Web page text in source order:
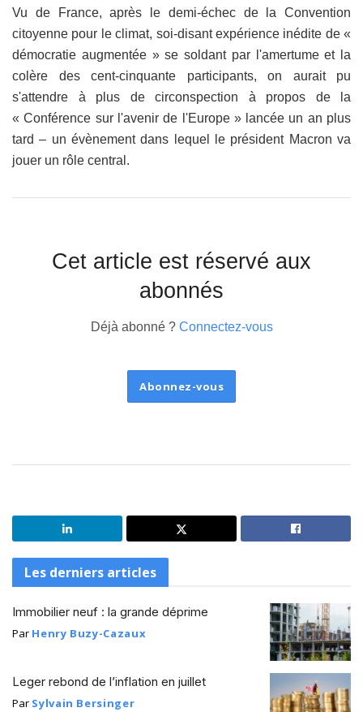
Vu de France, après le demi-échec de la Convention
citoyenne pour le climat, soi-disant expérience inédite de «
démocratie augmentée » se soldant par l'amertume et la
colère des cent-cinquante participants, on aurait pu
s'attendre à plus de circonspection à propos de la
« Conférence sur l'avenir de l'Europe » lancée un an plus
tard – un évènement dans lequel le président Macron va
jouer un rôle central.
Cet article est réservé aux
abonnés
Déjà abonné ? Connectez-vous
Abonnez-vous
Les derniers articles
Immobilier neuf : la grande déprime
Par Henry Buzy-Cazaux
Leger rebond de l’inflation en juillet
Par Sylvain Bersinger